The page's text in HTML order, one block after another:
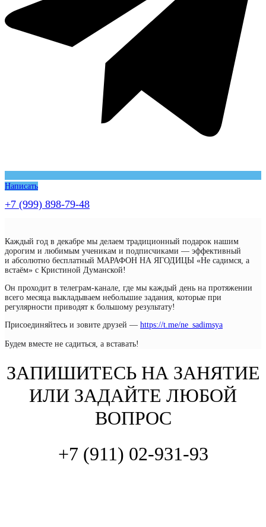
Написать
+7 (999) 898-79-48
Каждый год в декабре мы делаем традиционный подарок нашим
дорогим и любимым ученикам и подписчиками — эффективный
и абсолютно бесплатный МАРАФОН НА ЯГОДИЦЫ «Не садимся, а
встаём» с Кристиной Думанской!
Он проходит в телеграм-канале, где мы каждый день на протяжении
всего месяца выкладываем небольшие задания, которые при
регулярности приводят к большому результату!
Присоединяйтесь и зовите друзей — https://t.me/ne_sadimsya
Будем вместе не садиться, а вставать!
ЗАПИШИТЕСЬ НА ЗАНЯТИЕ
ИЛИ ЗАДАЙТЕ ЛЮБОЙ
ВОПРОС
+7 (911) 02-931-93